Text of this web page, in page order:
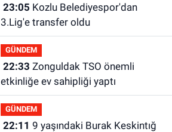
23:05
3.Lig'e transfer oldu
GÜNDEM
22:33
etkinliğe ev sahipliği yaptı
GÜNDEM
22:11